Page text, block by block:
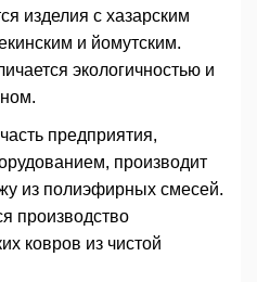
изделия с хазарским
и йомутским.
экологичностью и
предприятия,
производит
из полиэфирных смесей.
производство
ковров из чистой